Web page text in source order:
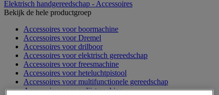
Elektrisch handgereedschap - Accessoires
Bekijk de hele productgroep
Accessoires voor boormachine
Accessoires voor Dremel
Accessoires voor drilboor
Accessoires voor elektrisch gereedschap
Accessoires voor freesmachine
Accessoires voor heteluchtpistool
Accessoires voor multifunctionele gereedschap
Accessoires voor polijstmachine